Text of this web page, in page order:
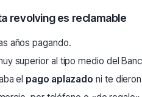
revolving es reclamable
años pagando.
superior al tipo medio del
el pago aplazado ni te